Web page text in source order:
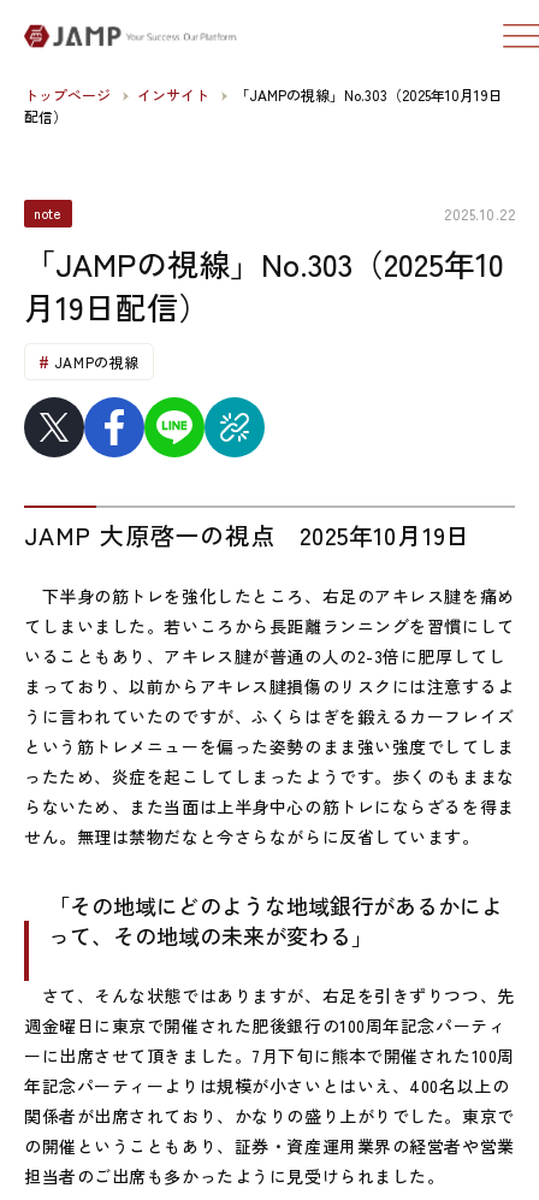
トップページ インサイト
「JAMPの視線」No.303（2025年10月19日
配信）
note 2025.10.22
「JAMPの視線」No.303（2025年10
月19日配信）
JAMPの視線
JAMP 大原啓一の視点 2025年10月19日
下半身の筋トレを強化したところ、右足のアキレス腱を痛め
てしまいました。若いころから長距離ランニングを習慣にして
いることもあり、アキレス腱が普通の人の2-3倍に肥厚してし
まっており、以前からアキレス腱損傷のリスクには注意するよ
うに言われていたのですが、ふくらはぎを鍛えるカーフレイズ
という筋トレメニューを偏った姿勢のまま強い強度でしてしま
ったため、炎症を起こしてしまったようです。歩くのもままな
らないため、また当面は上半身中心の筋トレにならざるを得ま
せん。無理は禁物だなと今さらながらに反省しています。
「その地域にどのような地域銀行があるかによ
って、その地域の未来が変わる」
さて、そんな状態ではありますが、右足を引きずりつつ、先
週金曜日に東京で開催された肥後銀行の100周年記念パーティ
ーに出席させて頂きました。7月下旬に熊本で開催された100周
年記念パーティーよりは規模が小さいとはいえ、400名以上の
関係者が出席されており、かなりの盛り上がりでした。東京で
の開催ということもあり、証券・資産運用業界の経営者や営業
担当者のご出席も多かったように見受けられました。